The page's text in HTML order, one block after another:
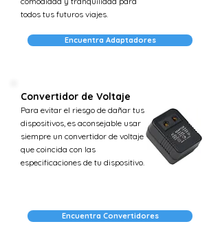
todos tus futuros viajes.
Encuentra Adaptadores
Convertidor de Voltaje
Para evitar el riesgo de dañar tus
dispositivos, es aconsejable usar
siempre un convertidor de voltaje
que coincida con las
especificaciones de tu dispositivo.
Encuentra Convertidores